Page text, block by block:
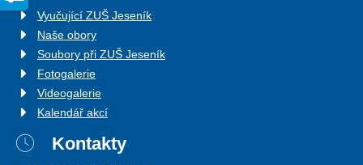
Vyučující ZUŠ Jeseník
Naše obory
Soubory při ZUŠ Jeseník
Fotogalerie
Videogalerie
Kalendář akcí
Kontakty